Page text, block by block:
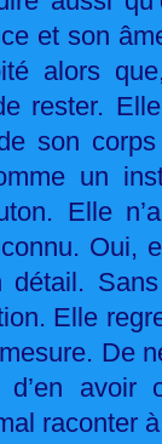
et son
alors
rester.
son
un
Elle
Oui,
détail.
Elle
De
avoir
raconter